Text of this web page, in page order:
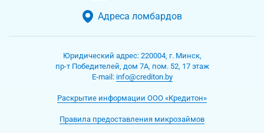
Адреса ломбардов
Юридический адрес: 220004, г. Минск,
пр-т Победителей, дом 7А, пом. 52, 17 этаж
Е-mаil: info@crediton.by
Раскрытие информации ООО «Кредитон»
Правила предоставления микрозаймов